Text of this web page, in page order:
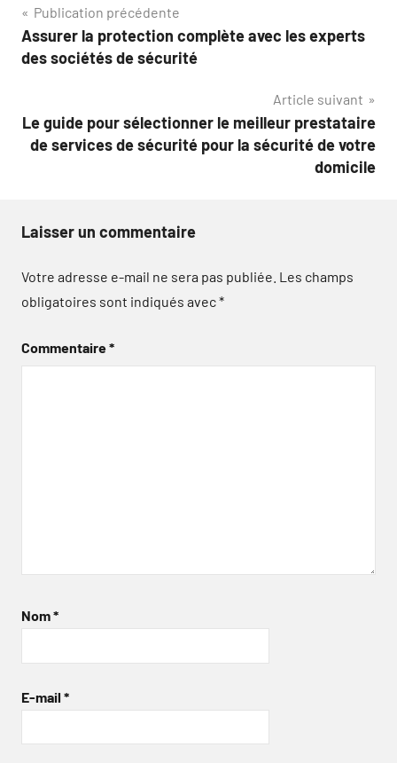
Navigation
de
Publication précédente
Assurer la protection complète avec les experts
des sociétés de sécurité
Article suivant
Le guide pour sélectionner le meilleur prestataire
de services de sécurité pour la sécurité de votre
domicile
Laisser un commentaire
Votre adresse e-mail ne sera pas publiée. Les champs
obligatoires sont indiqués avec*
Commentaire*
Nom*
E-mail *